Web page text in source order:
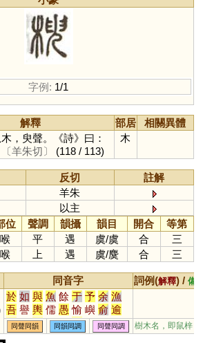
字例: 1/1
解釋 部居
相關異體
，臾聲。《詩》曰：
〔羊朱切〕 (118 / 113)
木
反切
註解
羊朱
以主
位 聲調 韻攝 韻目 開合
等第
喉 平 遇 虞/虞 合
三
喉 上 遇 虞/麌 合 三
同音字 詞例(解釋) / 備
於 如 與 魚 餘 于 予 余 漁
吾 譽 輿 儒 愚 愉 嶼 俞 逾
迂 娛 禺 榆 蠕 虞 渝 隅 圩
瑜 茹 庾 孺 嵎 盂 銣 揄 諛
同聲同韻 同韻同調 同聲同調 樹木名，即鼠梓